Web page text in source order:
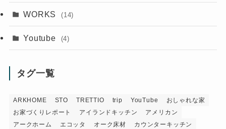
WORKS (14)
Youtube (4)
タグ一覧
ARKHOME STO TRETTIO trip YouTube
おしゃれな家
お家づくりレポート
アイランドキッチン
アメリカン
アークホーム
エコッタ オーク床材
カウンターキッチン